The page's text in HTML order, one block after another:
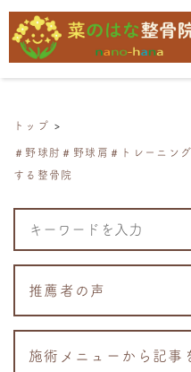
トップ
＃野球肘＃野球肩＃トレーニン
する整骨院
推薦者の声
施術メニューから記事